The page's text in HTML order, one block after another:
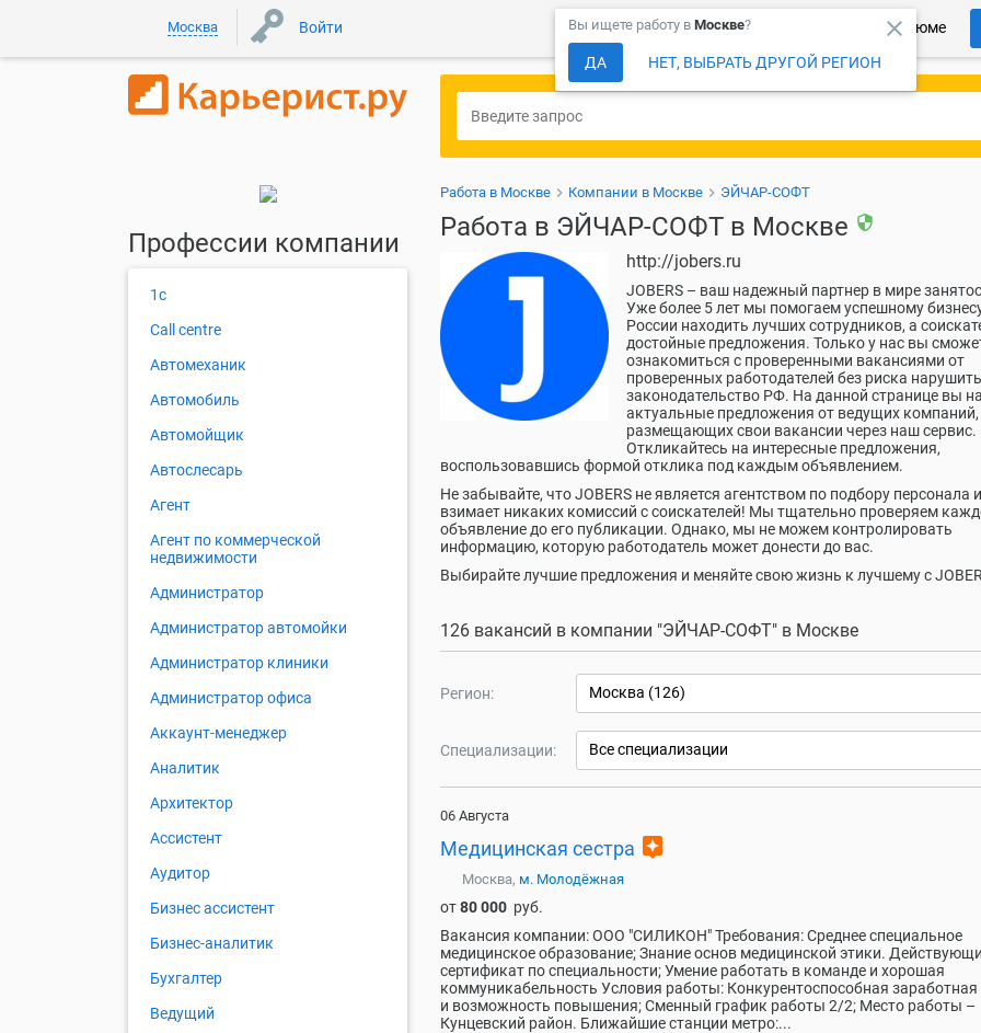
Москва Войти Более 150 000 компаний ждут Ваше резюме
close
Вы ищете работу в Москве?
ДА НЕТ, ВЫБРАТЬ ДРУГОЙ РЕГИОН
Работа в Москве Компании в Москве ЭЙЧАР-СОФТ
Работа в ЭЙЧАР-СОФТ в Москве security
http://jobers.ru
JOBERS – ваш надежный партнер в мире
Уже более 5 лет мы помогаем успешному
России находить лучших сотрудников, а
достойные предложения. Только у нас вы
ознакомиться с проверенными вакансиями от
проверенных работодателей без риска нарушить
законодательство РФ. На данной странице вы
актуальные предложения от ведущих компаний,
размещающих свои вакансии через наш сервис.
Откликайтесь на интересные предложения,
воспользовавшись формой отклика под каждым объявлением.
Не забывайте, что JOBERS не является агентством по подбору персонала
взимает никаких комиссий с соискателей! Мы тщательно проверяем
объявление до его публикации. Однако, мы не можем контролировать
информацию, которую работодатель может донести до вас.
Выбирайте лучшие предложения и меняйте свою жизнь к лучшему с
126 вакансий в компании "ЭЙЧАР-СОФТ" в Москве
Регион: Москва (126)
Специализации: Все специализации
06 Августа
Медицинская сестра assistant
Москва, м. Молодёжная
от80 000 руб.
Вакансия компании: ООО "СИЛИКОН" Требования: Среднее специальное
медицинское образование; Знание основ медицинской этики.
сертификат по специальности; Умение работать в команде и хорошая
коммуникабельность Условия работы: Конкурентоспособная заработная
и возможность повышения; Сменный график работы 2/2; Место работы –
Кунцевский район. Ближайшие станции метро:...
Профессии компании
1с
Call centre
Автомеханик
Автомобиль
Автомойщик
Автослесарь
Агент
Агент по коммерческой
недвижимости
Администратор
Администратор автомойки
Администратор клиники
Администратор офиса
Аккаунт-менеджер
Аналитик
Архитектор
Ассистент
Аудитор
Бизнес ассистент
Бизнес-аналитик
Бухгалтер
Ведущий